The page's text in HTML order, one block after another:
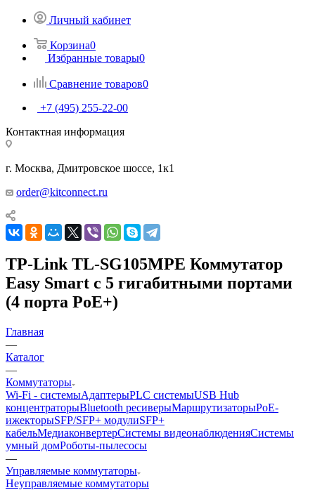
Личный кабинет
Корзина0
Избранные товары0
Сравнение товаров0
+7 (495) 255-22-00
Контактная информация
г. Москва, Дмитровское шоссе, 1к1
order@kitconnect.ru
TP-Link TL-SG105MPE Коммутатор
Easy Smart с 5 гигабитными портами
(4 порта PoE+)
Главная
—
Каталог
—
Коммутаторы
Wi-Fi - системыАдаптерыPLC системыUSB Hub
концентраторыBluetooth ресиверыМаршрутизаторыPoE-
ижекторыSFP/SFP+ модулиSFP+
кабельМедиаконвертерСистемы видеонаблюденияСистемы
умный домРоботы-пылесосы
—
Управляемые коммутаторы
Неуправляемые коммутаторы